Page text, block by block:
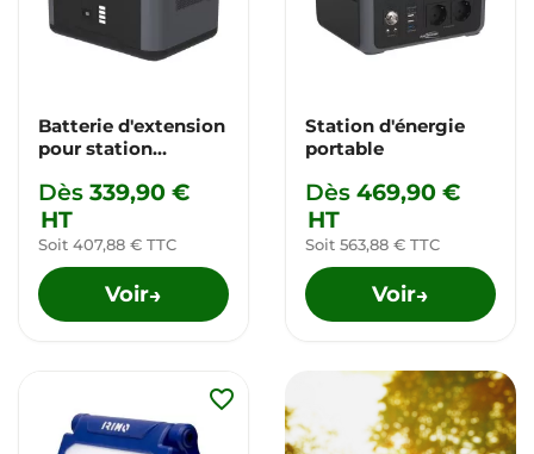
Batterie d'extension
pour station
Dès 339,90 €
HT
Soit 407,88 € TTC
Voir→
Station d'énergie
portable
Dès 469,90 €
HT
Soit 563,88 € TTC
Voir→
favorite_border